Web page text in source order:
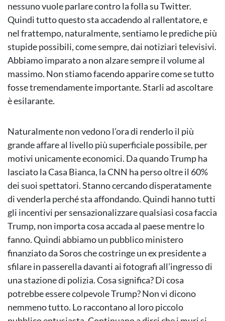
nessuno vuole parlare contro la folla su Twitter.
Quindi tutto questo sta accadendo al rallentatore, e
nel frattempo, naturalmente, sentiamo le prediche più
stupide possibili, come sempre, dai notiziari televisivi.
Abbiamo imparato a non alzare sempre il volume al
massimo. Non stiamo facendo apparire come se tutto
fosse tremendamente importante. Starli ad ascoltare
è esilarante.
Naturalmente non vedono l’ora di renderlo il più
grande affare al livello più superficiale possibile, per
motivi unicamente economici. Da quando Trump ha
lasciato la Casa Bianca, la CNN ha perso oltre il 60%
dei suoi spettatori. Stanno cercando disperatamente
di venderla perché sta affondando. Quindi hanno tutti
gli incentivi per sensazionalizzare qualsiasi cosa faccia
Trump, non importa cosa accada al paese mentre lo
fanno. Quindi abbiamo un pubblico ministero
finanziato da Soros che costringe un ex presidente a
sfilare in passerella davanti ai fotografi all’ingresso di
una stazione di polizia. Cosa significa? Di cosa
potrebbe essere colpevole Trump? Non vi dicono
nemmeno tutto. Lo raccontano al loro piccolo